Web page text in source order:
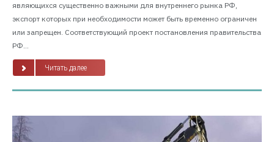
являющихся существенно важными для внутреннего рынка РФ,
экспорт которых при необходимости может быть временно ограничен
или запрещен. Соответствующий проект постановления правительства
РФ...
Читать далее